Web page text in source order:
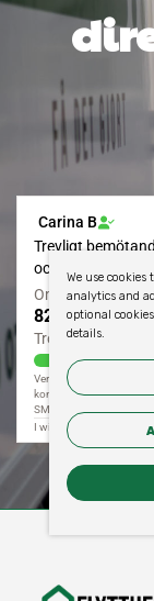
We use
analytics and
optional
details.